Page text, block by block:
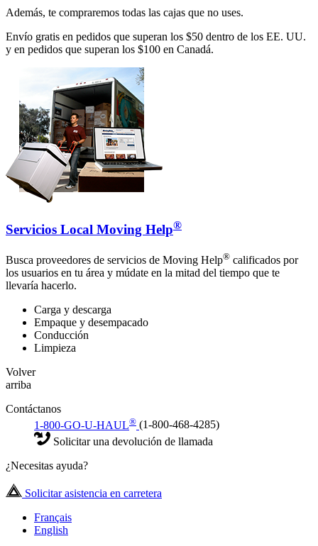
Además, te compraremos todas las cajas que no uses.
Envío gratis en pedidos que superan los $50 dentro de los EE. UU.
y en pedidos que superan los $100 en Canadá.
Servicios Local Moving Help®
Busca proveedores de servicios de Moving Help® calificados por
los usuarios en tu área y múdate en la mitad del tiempo que te
llevaría hacerlo.
Carga y descarga
Empaque y desempacado
Conducción
Limpieza
Volver
arriba
Contáctanos
1-800-GO-U-HAUL® (1-800-468-4285)
Solicitar una devolución de llamada
¿Necesitas ayuda?
Solicitar asistencia en carretera
Français
English